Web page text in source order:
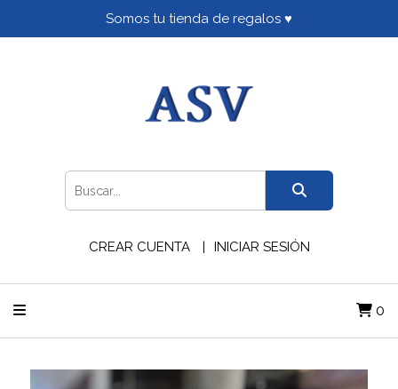
Somos tu tienda de regalos ♥
CREAR CUENTA INICIAR SESIÓN
0